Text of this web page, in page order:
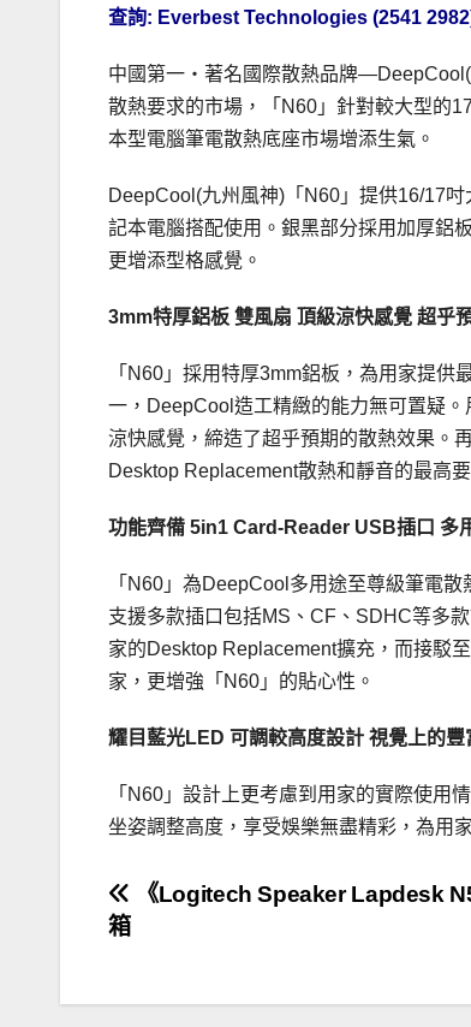
查詢: Everbest Technologies (2541
中國第一‧著名國際散熱品牌
散熱要求的市場，「N60」針對較大型的
本型電腦筆電散熱底座市場增添生氣。
DeepCool(九州風神)「N60」提供16/17
記本電腦搭配使用。銀黑部分採用加厚鋁
更增添型格感覺。
3mm特厚鋁板 雙風扇 頂級涼快感覺 超乎
「N60」採用特厚3mm鋁板，為用家提
一，DeepCool造工精緻的能力無可置疑
涼快感覺，締造了超乎預期的散熱效果。
Desktop Replacement散熱和靜音的最高要
功能齊備 5in1 Card-Reader USB插口 多
「N60」為DeepCool多用途至尊級筆電
支援多款插口包括MS、CF、SDHC等多
家的Desktop Replacement擴充，而接駁
家，更增強「N60」的貼心性。
耀目藍光LED 可調較高度設計 視覺上的豐
「N60」設計上更考慮到用家的實際使用
坐姿調整高度，享受娛樂無盡精彩，為用
文
章
導
《Logitech Speaker Lapdesk
箱